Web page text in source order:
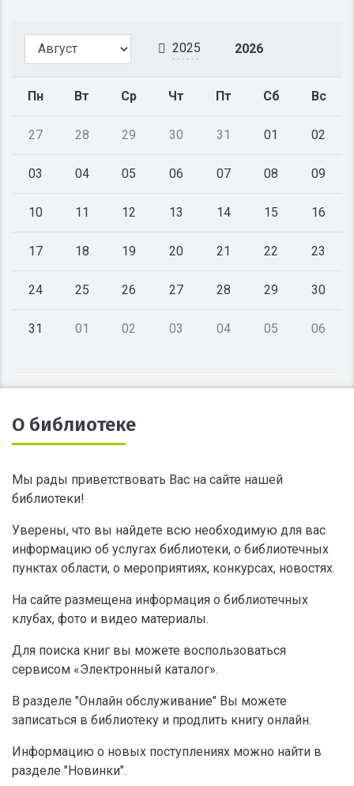
2025 2026
Пн Вт Ср Чт Пт Сб Вс
27 28 29 30 31 01 02
03 04 05 06 07 08 09
10 11 12 13 14 15 16
17 18 19 20 21 22 23
24 25 26 27 28 29 30
31 01 02 03 04 05 06
О библиотеке
Мы рады приветствовать Вас на сайте нашей
библиотеки!
Уверены, что вы найдете всю необходимую для вас
информацию об услугах библиотеки, о библиотечных
пунктах области, о мероприятиях, конкурсах, новостях.
На сайте размещена информация о библиотечных
клубах, фото и видео материалы.
Для поиска книг вы можете воспользоваться
сервисом «Электронный каталог».
В разделе "Онлайн обслуживание" Вы можете
записаться в библиотеку и продлить книгу онлайн.
Информацию о новых поступлениях можно найти в
разделе "Новинки".